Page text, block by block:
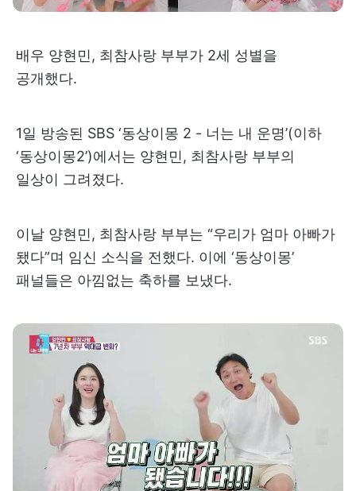
배우 양현민, 최참사랑 부부가 2세 성별을
공개했다.
1일 방송된 SBS ‘동상이몽 2 - 너는 내 운명’(이하
‘동상이몽2’)에서는 양현민, 최참사랑 부부의
일상이 그려졌다.
이날 양현민, 최참사랑 부부는 “우리가 엄마 아빠가
됐다”며 임신 소식을 전했다. 이에 ‘동상이몽’
패널들은 아낌없는 축하를 보냈다.